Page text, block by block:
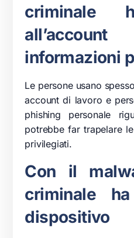
criminale
informazioni
Le persone usano
account di lavoro e
phishing personale
potrebbe far trapelare
privilegiati.
Con il
criminale
dispositivo